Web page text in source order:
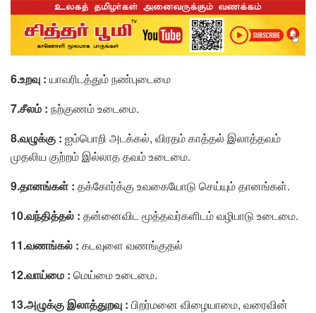
6.உறவு : யாவரிடத்தும் நண்புடைமை
7.சீலம் : நற்குணம் உடைமை.
8.வழுக்கு : ஐம்பொறி அடக்கல், விரதம் காத்தல் இலாத்தவம்
முதலிய குற்றம் இல்லாத தவம் உடைமை.
9.தானங்கள் : தக்கோர்க்கு உவகையோடு செய்யும் தானங்கள்.
10.வந்தித்தல் : தன்னைவிட மூத்தவர்களிடம் வழிபாடு உடைமை.
11.வணங்கல் : கடவுளை வணங்குதல்
12.வாய்மை : மெய்மை உடைமை.
13.அழுக்கு இலாத்துறவு : பிறர்மனை விழையாமை, வரைவின்